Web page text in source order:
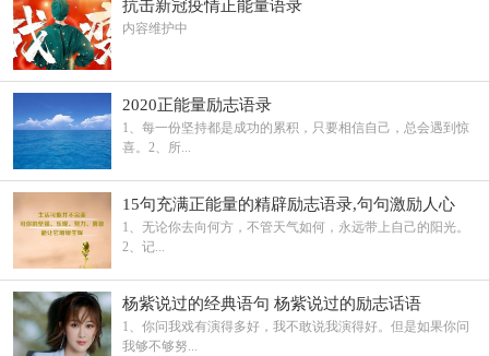
抗击新冠疫情正能量语录
内容维护中
2020正能量励志语录
1、每一份坚持都是成功的累积，只要相信自己，总会遇到惊
喜。2、所...
15句充满正能量的精辟励志语录,句句激励人心
1、无论你去向何方，不管天气如何，永远带上自己的阳光。​
2、记...
杨紫说过的经典语句 杨紫说过的励志话语
1、你问我戏有演得多好，我不敢说我演得好。但是如果你问
我够不够努...